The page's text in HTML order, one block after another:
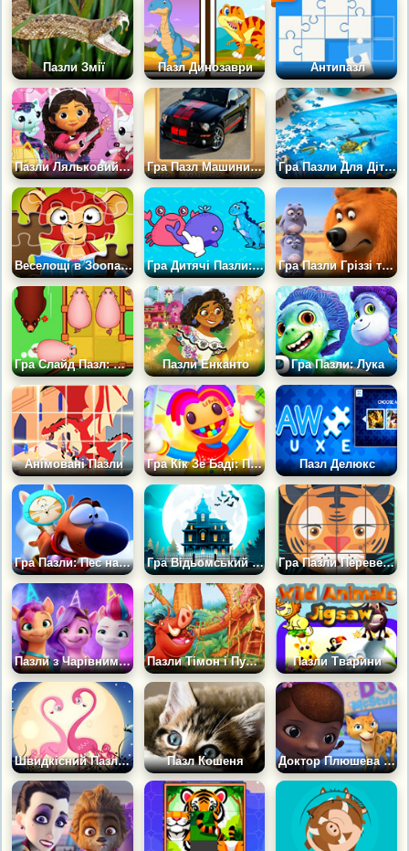
Пазли Змії Пазл Динозаври Антипазл
Пазли Ляльковий Будиночок Габбі Гра Пазл Машини: Мустанг Гра Пазли Для Дітей: Море й Океан
Веселощі в Зоопарку Гра Дитячі Пазли: Знайди Силует Гра Пазли Гріззі та Леммінги: Світовий Тур
Гра Слайд Пазл: Рух Поросятка Пазли Енканто Гра Пазли: Лука
Анімовані Пазли Гра Кік Зе Баді: Пазли Пазл Делюкс
Гра Пазли: Пес на прізвисько Пет Гра Відьомський Будиночок: Пазли на Геловін Гра Пазли Перевертні: Тварини
Пазли з Чарівними Поні Пазли Тімон і Пумба Пазли Тварини
Швидкісний Пазл Зоопарк Пазл Кошеня Доктор Плюшева і Ріта